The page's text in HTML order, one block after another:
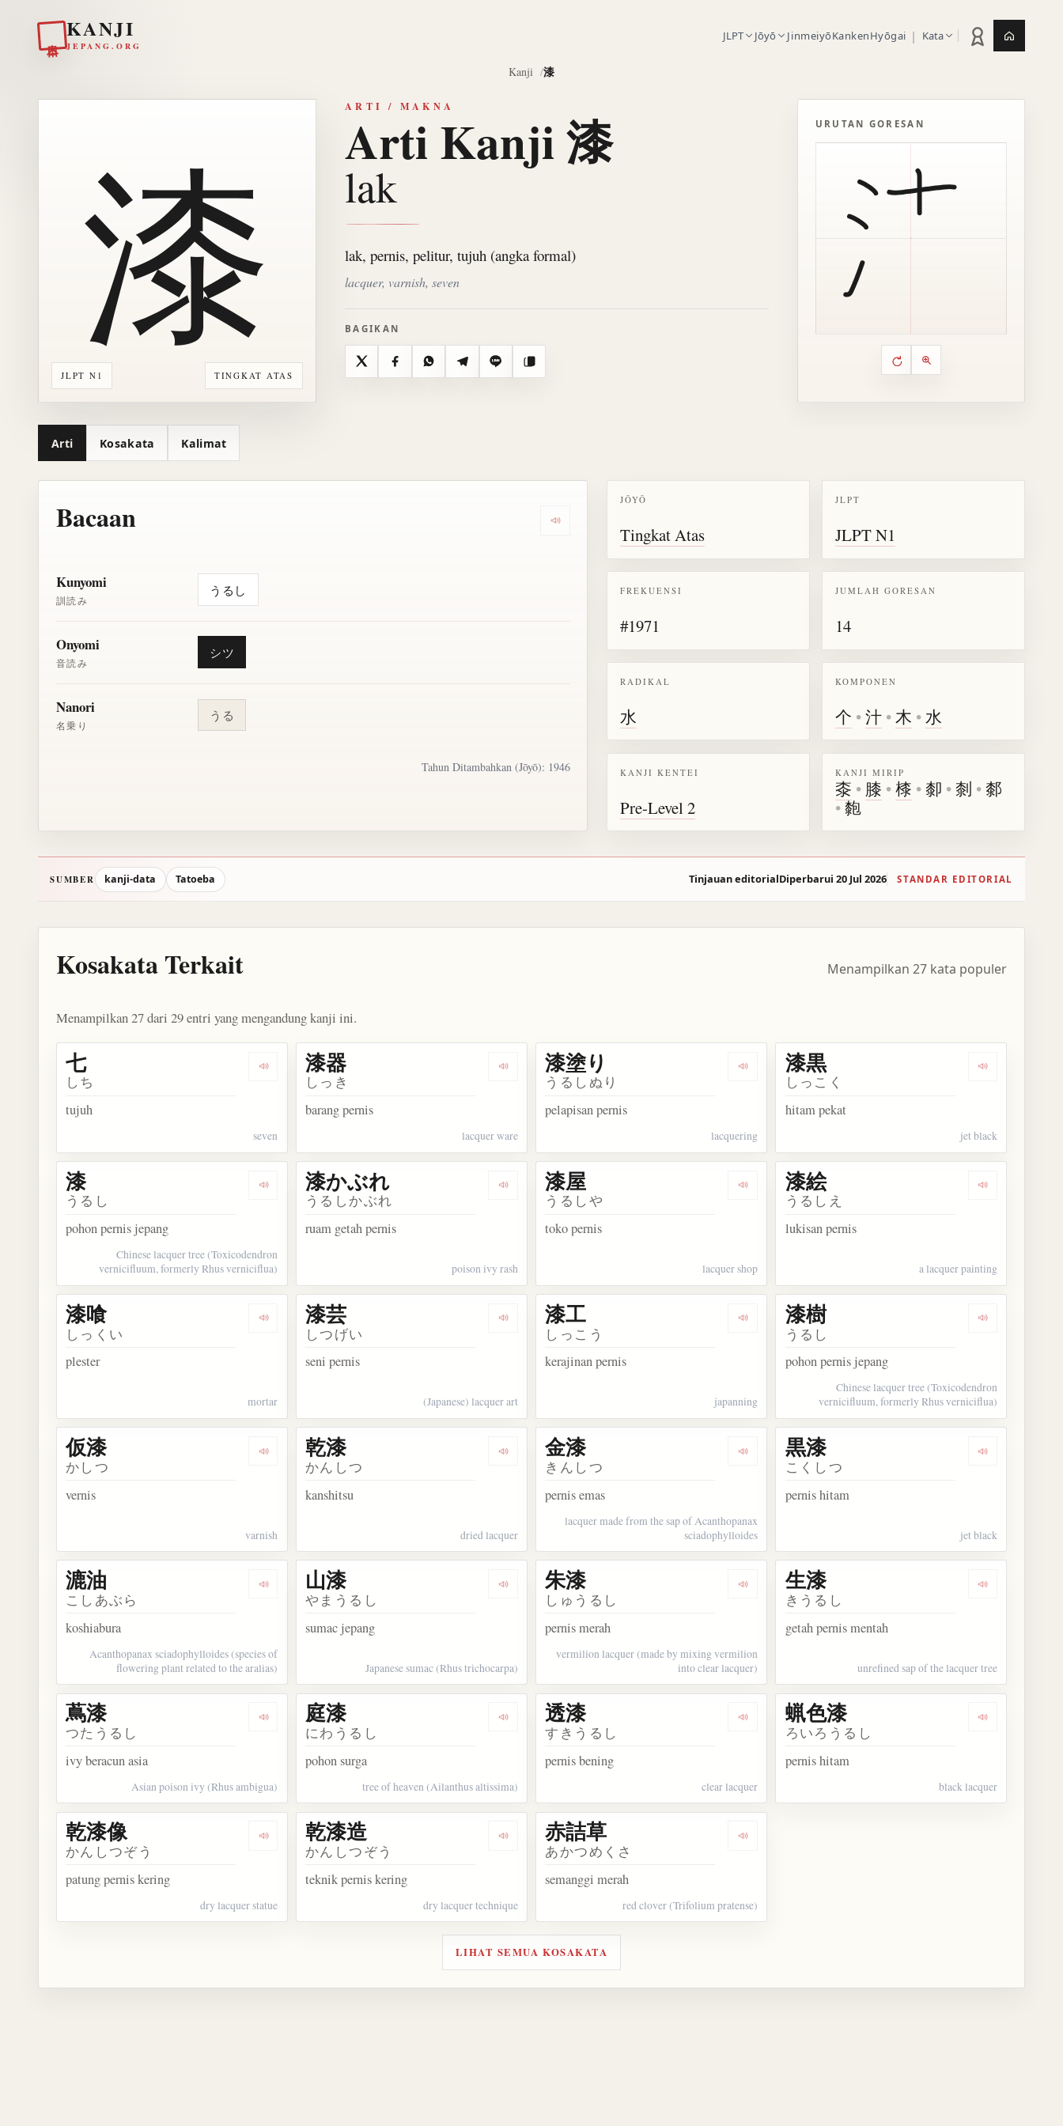
KANJI
JEPANG.ORG
JLPT Jōyō JinmeiyōKankenHyōgai | Kata Statistik latihan
Kanji 漆
JLPT N1 TINGKAT ATAS
漆
ARTI / MAKNA
Arti Kanji 漆
lak
lak, pernis, pelitur, tujuh (angka formal)
lacquer, varnish, seven
BAGIKAN
X FacebookWhatsAppTelegramLine Salin
URUTAN GORESAN
Kontrol animasi urutan
Putar ulang animasi
Perbesar animasi
Arti Kosakata Kalimat
Bacaan Dengarkan semua bacaan untuk kanji 漆
Kunyomi
訓読み
うるし
Onyomi
音読み
シツ
Nanori
名乗り
うる
Tahun Ditambahkan (Jōyō): 1946
JŌYŌ
Tingkat Atas
JLPT
JLPT N1
FREKUENSI
#1971
JUMLAH GORESAN
14
RADIKAL
水
KOMPONEN
个 •汁 •木 •水
KANJI KENTEI
Pre-Level 2
KANJI MIRIP
桼 • 膝 •㯃 •厀 •㓼 •䣛
•㯡
SUMBER kanji-data Tatoeba Tinjauan editorialDiperbarui 20 Jul 2026 STANDAR EDITORIAL
Kosakata Terkait Menampilkan 27 kata populer
Menampilkan 27 dari 29 entri yang mengandung kanji ini.
Dengarkan kosakata 七
七
しち
tujuh
seven
Dengarkan kosakata 漆器
漆器
しっき
barang pernis
lacquer ware
Dengarkan kosakata 漆塗り
漆塗り
うるしぬり
pelapisan pernis
lacquering
Dengarkan
漆黒
しっこく
hitam pekat
jet black
Dengarkan kosakata 漆
漆
うるし
pohon pernis jepang
Chinese lacquer tree (Toxicodendron
vernicifluum, formerly Rhus verniciflua)
Dengarkan kosakata 漆かぶれ
漆かぶれ
うるしかぶれ
ruam getah pernis
poison ivy rash
Dengarkan kosakata 漆屋
漆屋
うるしや
toko pernis
lacquer shop
Dengarkan
漆絵
うるしえ
lukisan pernis
a lacquer painting
Dengarkan kosakata 漆喰
漆喰
しっくい
plester
mortar
Dengarkan kosakata 漆芸
漆芸
しつげい
seni pernis
(Japanese) lacquer art
Dengarkan kosakata 漆工
漆工
しっこう
kerajinan pernis
japanning
Dengarkan
漆樹
うるし
pohon pernis jepang
Chinese lacquer tree (Toxicodendron
vernicifluum, formerly Rhus verniciflua)
Dengarkan kosakata 仮漆
仮漆
かしつ
vernis
varnish
Dengarkan kosakata 乾漆
乾漆
かんしつ
kanshitsu
dried lacquer
Dengarkan kosakata 金漆
金漆
きんしつ
pernis emas
lacquer made from the sap of Acanthopanax
sciadophylloides
Dengarkan
黒漆
こくしつ
pernis hitam
jet black
Dengarkan kosakata 漉油
漉油
こしあぶら
koshiabura
Acanthopanax sciadophylloides (species of
flowering plant related to the aralias)
Dengarkan kosakata 山漆
山漆
やまうるし
sumac jepang
Japanese sumac (Rhus trichocarpa)
Dengarkan kosakata 朱漆
朱漆
しゅうるし
pernis merah
vermilion lacquer (made by mixing vermilion
into clear lacquer)
Dengarkan
生漆
きうるし
getah pernis mentah
unrefined sap of the lacquer tree
Dengarkan kosakata 蔦漆
蔦漆
つたうるし
ivy beracun asia
Asian poison ivy (Rhus ambigua)
Dengarkan kosakata 庭漆
庭漆
にわうるし
pohon surga
tree of heaven (Ailanthus altissima)
Dengarkan kosakata 透漆
透漆
すきうるし
pernis bening
clear lacquer
Dengarkan
蝋色漆
ろいろうるし
pernis hitam
black lacquer
Dengarkan kosakata 乾漆像
乾漆像
かんしつぞう
patung pernis kering
dry lacquer statue
Dengarkan kosakata 乾漆造
乾漆造
かんしつぞう
teknik pernis kering
dry lacquer technique
Dengarkan kosakata 赤詰草
赤詰草
あかつめくさ
semanggi merah
red clover (Trifolium pratense)
LIHAT SEMUA KOSAKATA